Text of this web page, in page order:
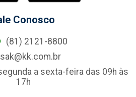
Conosco
(81) 2121-8800
sak@kk.com.br
a sexta-feira das 09h às
17h